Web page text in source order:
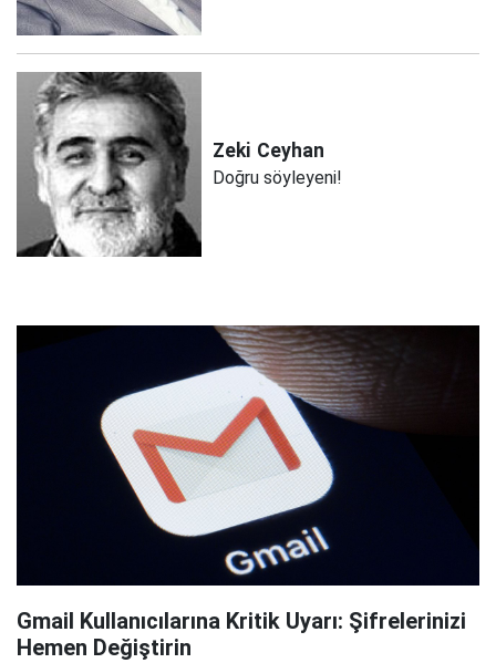
Zeki Ceyhan
Doğru söyleyeni!
Gmail Kullanıcılarına Kritik Uyarı: Şifrelerinizi
Hemen Değiştirin